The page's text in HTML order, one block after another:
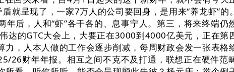
就呈现了，一家7万人的公司要回身，是用来“养龙虾”的
后，人和“虾”各干各的、息事宁人。第三，将来终端仍
达的GTC大会上，大要正在3000到4000亿美元，正在
，人本人做的工作会逐步削减，每周财政会发一张表格
26财年年报。相互之间不克不及打通，联想正在硬件范